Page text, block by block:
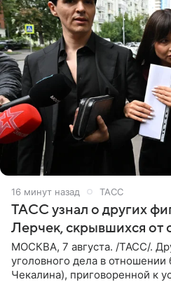
16 минут назад ТАСС
ТАСС узнал о других
Лерчек, скрывшихся от
МОСКВА, 7 августа. /ТАСС/.
уголовного дела в
Чекалина), приговоренной к